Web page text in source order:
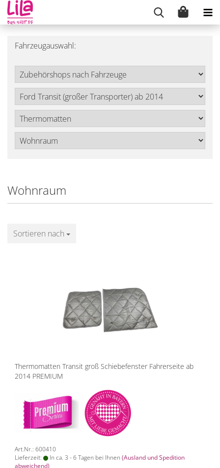
Fahrzeugauswahl:
Wohnraum
Sortieren nach
Sortieren nach
Thermomatten Transit groß Schiebefenster Fahrerseite ab
2014 PREMIUM
Art.Nr.: 600410
Lieferzeit:
In ca. 3 - 6 Tagen bei Ihnen (Ausland und Spedition
abweichend)